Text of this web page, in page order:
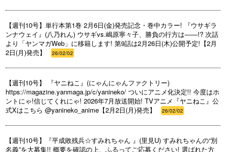
【週刊10号】単行本第1巻 2月6日(金)発売記念・巻中カラー! 『ウサギラ
ンナウェイ』(八乃れん) ウサギvs.嶋原寧々子、勝負の行方は――!? 次話
より「ヤンマガWeb」に移籍します! 第9話は2月26日(木)公開予定!【2月
2日(月)発売】
26/02/02
【週刊10号】 『ヤニねこ』(にゃんにゃんファクトリー)
https://magazine.yanmaga.jp/c/yanineko/ ついにアニメ化決定!! 今度はホ
ントにゃ!信じてくれにゃ! 2026年7月放送開始! TVアニメ『ヤニねこ』公
式Xはこちら @yanineko_anime【2月2日(月)発売】
26/02/02
【週刊10号】『平成敗残兵☆すみれちゃん 』(里見U) すみれちゃんの“別
名義”を大募集!! 概要を確認の上、ふるってご応募ください! 選ばれた方